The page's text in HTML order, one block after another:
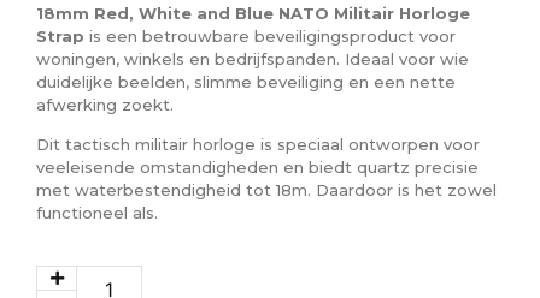
18mm Red, White and Blue NATO Militair Horloge
Strap is een betrouwbare beveiligingsproduct voor
woningen, winkels en bedrijfspanden. Ideaal voor wie
duidelijke beelden, slimme beveiliging en een nette
afwerking zoekt.
Dit tactisch militair horloge is speciaal ontworpen voor
veeleisende omstandigheden en biedt quartz precisie
met waterbestendigheid tot 18m. Daardoor is het zowel
functioneel als.